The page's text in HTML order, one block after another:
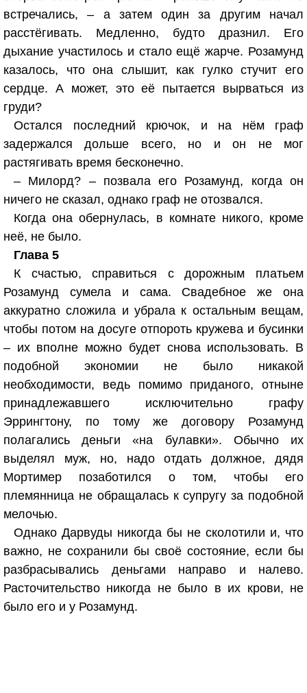
встречались, – а затем один за другим начал
расстёгивать. Медленно, будто дразнил. Его
дыхание участилось и стало ещё жарче. Розамунд
казалось, что она слышит, как гулко стучит его
сердце. А может, это её пытается вырваться из
груди?
Остался последний крючок, и на нём граф
задержался дольше всего, но и он не мог
растягивать время бесконечно.
– Милорд? – позвала его Розамунд, когда он
ничего не сказал, однако граф не отозвался.
Когда она обернулась, в комнате никого, кроме
неё, не было.
Глава 5
К счастью, справиться с дорожным платьем
Розамунд сумела и сама. Свадебное же она
аккуратно сложила и убрала к остальным вещам,
чтобы потом на досуге отпороть кружева и бусинки
– их вполне можно будет снова использовать. В
подобной экономии не было никакой
необходимости, ведь помимо приданого, отныне
принадлежавшего исключительно графу
Эррингтону, по тому же договору Розамунд
полагались деньги «на булавки». Обычно их
выделял муж, но, надо отдать должное, дядя
Мортимер позаботился о том, чтобы его
племянница не обращалась к супругу за подобной
мелочью.
Однако Дарвуды никогда бы не сколотили и, что
важно, не сохранили бы своё состояние, если бы
разбрасывались деньгами направо и налево.
Расточительство никогда не было в их крови, не
было его и у Розамунд.